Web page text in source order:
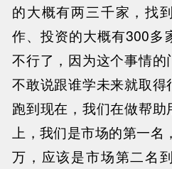
的大概有两三千家，找
作、投资的大概有300多
不行了，因为这个事情
不敢说跟谁学未来就取
跑到现在，我们在做帮
上，我们是市场的第一名
万，应该是市场第二名